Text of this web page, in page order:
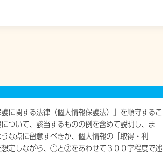
に関する法律（個人情報保護法）」を順守するこ
ついて、該当するものの例を含めて説明し、ま
な点に留意すべきか、個人情報の「取得・利
定しながら、①と②をあわせて３００字程度で述